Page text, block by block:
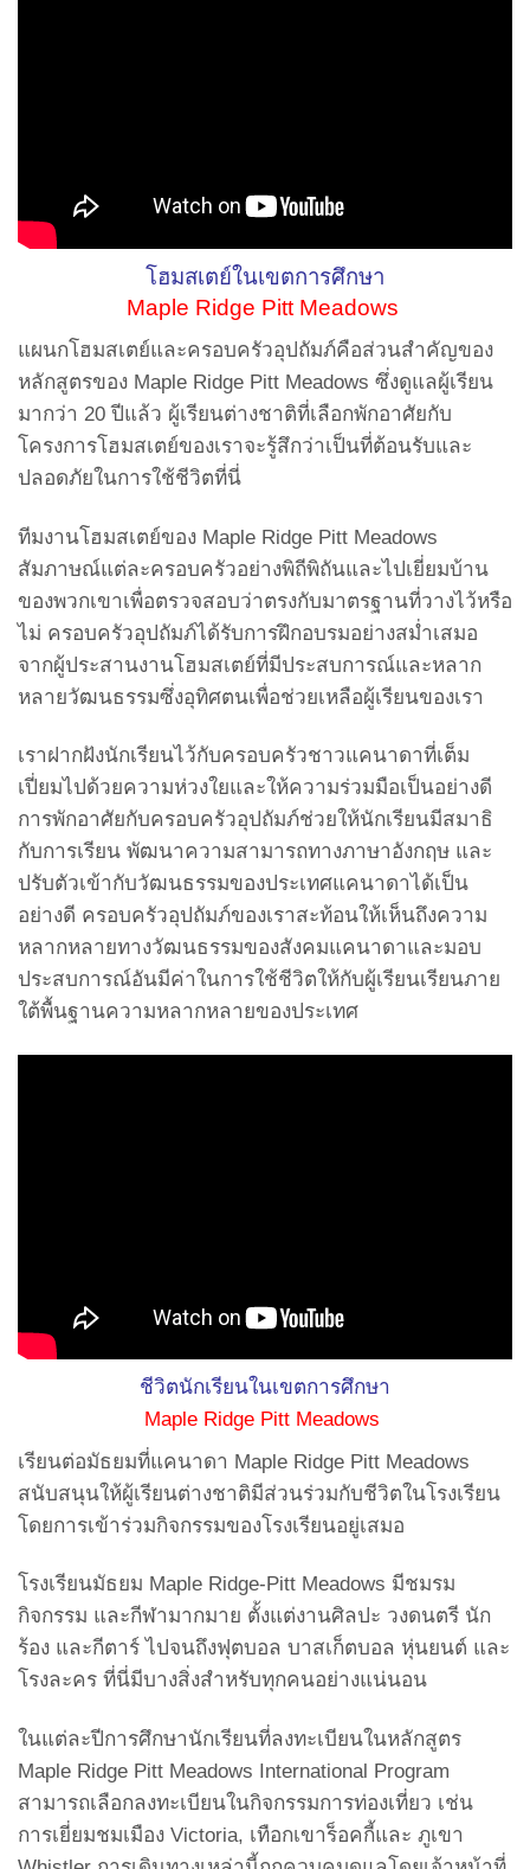
โฮมสเตย์ในเขตการศึกษา
Maple Ridge Pitt Meadows
แผนกโฮมสเตย์และครอบครัวอุปถัมภ์คือส่วนสำคัญของ
หลักสูตรของ Maple Ridge Pitt Meadows ซึ่งดูแลผู้เรียน
มากว่า 20 ปีแล้ว ผู้เรียนต่างชาติที่เลือกพักอาศัยกับ
โครงการโฮมสเตย์ของเราจะรู้สึกว่าเป็นที่ต้อนรับและ
ปลอดภัยในการใช้ชีวิตที่นี่
ทีมงานโฮมสเตย์ของ Maple Ridge Pitt Meadows
สัมภาษณ์แต่ละครอบครัวอย่างพิถีพิถันและไปเยี่ยมบ้าน
ของพวกเขาเพื่อตรวจสอบว่าตรงกับมาตรฐานที่วางไว้หรือ
ไม่ ครอบครัวอุปถัมภ์ได้รับการฝึกอบรมอย่างสม่ำเสมอ
จากผู้ประสานงานโฮมสเตย์ที่มีประสบการณ์และหลาก
หลายวัฒนธรรมซึ่งอุทิศตนเพื่อช่วยเหลือผู้เรียนของเรา
เราฝากฝังนักเรียนไว้กับครอบครัวชาวแคนาดาที่เต็ม
เปี่ยมไปด้วยความห่วงใยและให้ความร่วมมือเป็นอย่างดี
การพักอาศัยกับครอบครัวอุปถัมภ์ช่วยให้นักเรียนมีสมาธิ
กับการเรียน พัฒนาความสามารถทางภาษาอังกฤษ และ
ปรับตัวเข้ากับวัฒนธรรมของประเทศแคนาดาได้เป็น
อย่างดี ครอบครัวอุปถัมภ์ของเราสะท้อนให้เห็นถึงความ
หลากหลายทางวัฒนธรรมของสังคมแคนาดาและมอบ
ประสบการณ์อันมีค่าในการใช้ชีวิตให้กับผู้เรียนเรียนภาย
ใต้พื้นฐานความหลากหลายของประเทศ
ชีวิตนักเรียนในเขตการศึกษา
Maple Ridge Pitt Meadows
เรียนต่อมัธยมที่แคนาดา Maple Ridge Pitt Meadows
สนับสนุนให้ผู้เรียนต่างชาติมีส่วนร่วมกับชีวิตในโรงเรียน
โดยการเข้าร่วมกิจกรรมของโรงเรียนอยู่เสมอ
โรงเรียนมัธยม Maple Ridge-Pitt Meadows มีชมรม
กิจกรรม และกีฬามากมาย ตั้งแต่งานศิลปะ วงดนตรี นัก
ร้อง และกีตาร์ ไปจนถึงฟุตบอล บาสเก็ตบอล หุ่นยนต์ และ
โรงละคร ที่นี่มีบางสิ่งสำหรับทุกคนอย่างแน่นอน
ในแต่ละปีการศึกษานักเรียนที่ลงทะเบียนในหลักสูตร
Maple Ridge Pitt Meadows International Program
สามารถเลือกลงทะเบียนในกิจกรรมการท่องเที่ยว เช่น
การเยี่ยมชมเมือง Victoria, เทือกเขาร็อคกี้และ ภูเขา